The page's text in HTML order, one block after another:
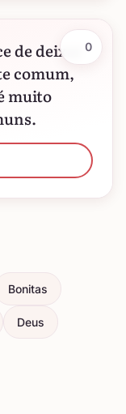
de deixar
comum,
muito
0
Bonitas
Deus